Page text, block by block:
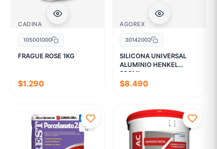
CADINA
105001000
FRAGUE ROSE 1KG
$1.290
AGOREX
30142002
SILICONA UNIVERSAL
ALUMINIO HENKEL
300ML
$8.490